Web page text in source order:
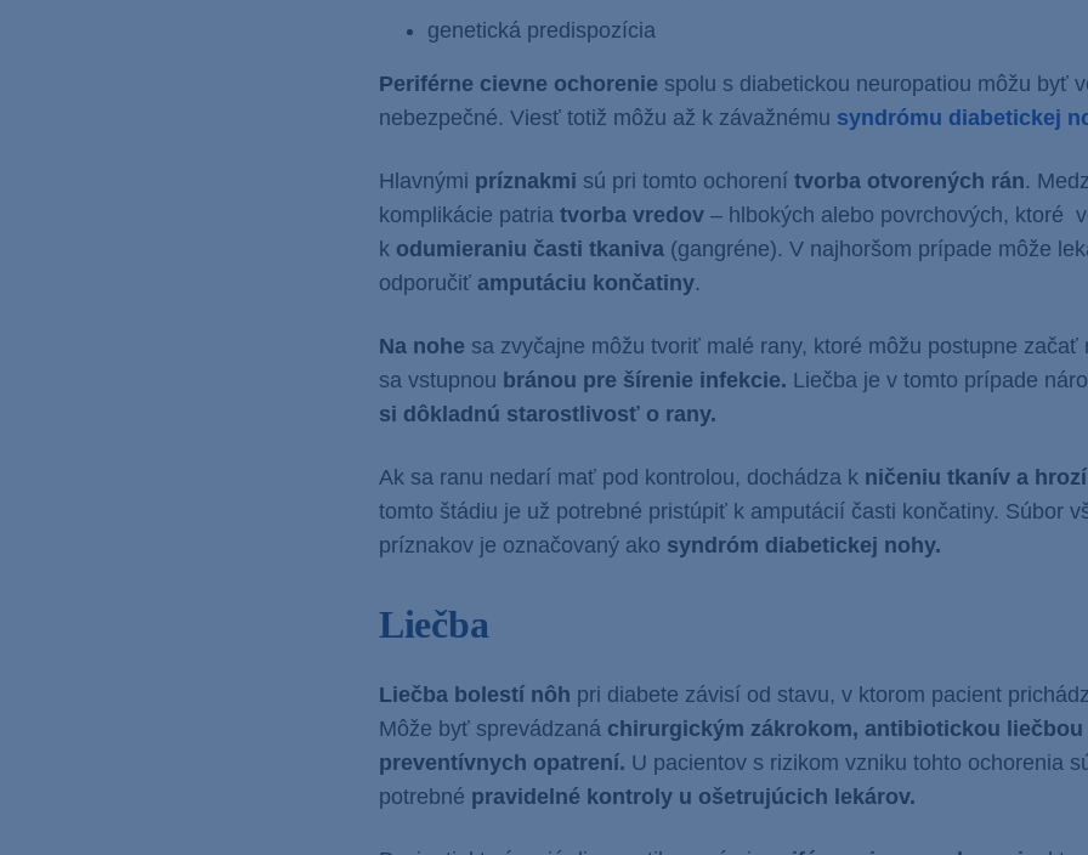
genetická predispozícia
Periférne cievne ochorenie spolu s diabetickou neuropatiou môžu byť
nebezpečné. Viesť totiž môžu až k závažnému syndrómu diabetickej
Hlavnými príznakmi sú pri tomto ochorení tvorba otvorených rán.
komplikácie patria tvorba vredov – hlbokých alebo povrchových, ktoré
k odumieraniu časti tkaniva (gangréne). V najhoršom prípade môže
odporučiť amputáciu končatiny.
Na nohe sa zvyčajne môžu tvoriť malé rany, ktoré môžu postupne začať
sa vstupnou bránou pre šírenie infekcie. Liečba je v tomto prípade
si dôkladnú starostlivosť o rany.
Ak sa ranu nedarí mať pod kontrolou, dochádza k ničeniu tkanív a
tomto štádiu je už potrebné pristúpiť k amputácií časti končatiny. Súbor
príznakov je označovaný ako syndróm diabetickej nohy.
Liečba
Liečba bolestí nôh pri diabete závisí od stavu, v ktorom pacient
Môže byť sprevádzaná chirurgickým zákrokom, antibiotickou liečbou
preventívnych opatrení. U pacientov s rizikom vzniku tohto ochorenia
potrebné pravidelné kontroly u ošetrujúcich lekárov.